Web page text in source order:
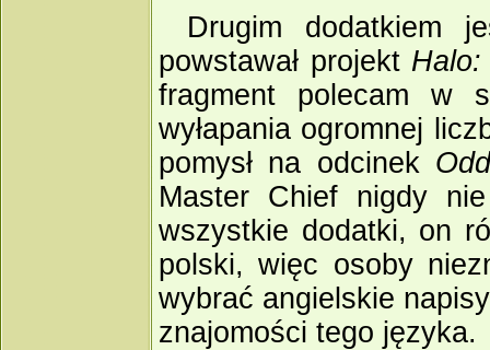
Drugim dodatkiem
powstawał projekt Halo:
fragment polecam w
wyłapania ogromnej
pomysł na odcinek
Master Chief nigdy
wszystkie dodatki, on
polski, więc osoby
wybrać angielskie
znajomości tego języka.